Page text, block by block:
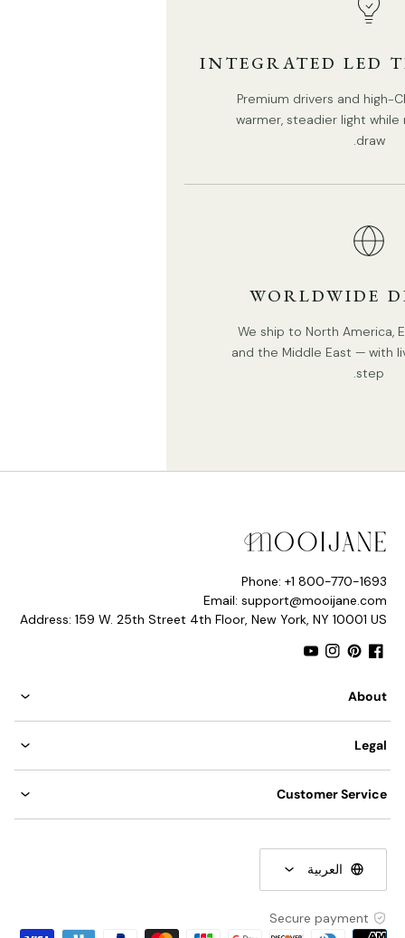
خمارا يحول السقف إلى سماء. لأنه إذا كان الحلم كبيرًا — فعند الناظر
يمنحك المصباح الحرية في جميع الخصائص. اختر المادة أو الحجم أو حتى
اللون. في عالمك المنزلي، كل شيء مستحيل ممكن. لا تفوت هذه
المواد: الراتنج، المعدن.
لون الجسم: أبيض، بيج، رمادي أسمنتي.
INTEGRATED LED
Premium drivers and high-
warmer, steadier light
draw.
WORLDWIDE
We ship to North America,
and the Middle East — with
step.
Phone: +1 800-770-1693
Email: support@mooijane.com
Address: 159 W. 25th Street 4th Floor, New York, NY 10001 US
About
Legal
Customer Service
العربية
Secure payment